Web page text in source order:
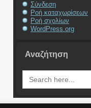
Σύνδεση
Ροή καταχωρίσεων
Ροή σχολίων
WordPress.org
Αναζήτηση
Search
for: